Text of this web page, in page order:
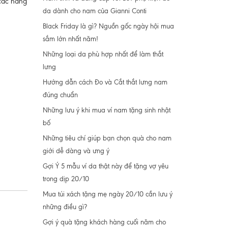
da dành cho nam của Gianni Conti
Black Friday là gì? Nguồn gốc ngày hội mua
sắm lớn nhất năm!
Những loại da phù hợp nhất để làm thắt
lưng
Hướng dẫn cách Đo và Cắt thắt lưng nam
đúng chuẩn
Những lưu ý khi mua ví nam tặng sinh nhật
bố
Những tiêu chí giúp bạn chọn quà cho nam
giới dễ dàng và ưng ý
Gợi Ý 5 mẫu ví da thật này để tặng vợ yêu
trong dịp 20/10
Mua túi xách tặng mẹ ngày 20/10 cần lưu ý
những điều gì?
Gợi ý quà tặng khách hàng cuối năm cho